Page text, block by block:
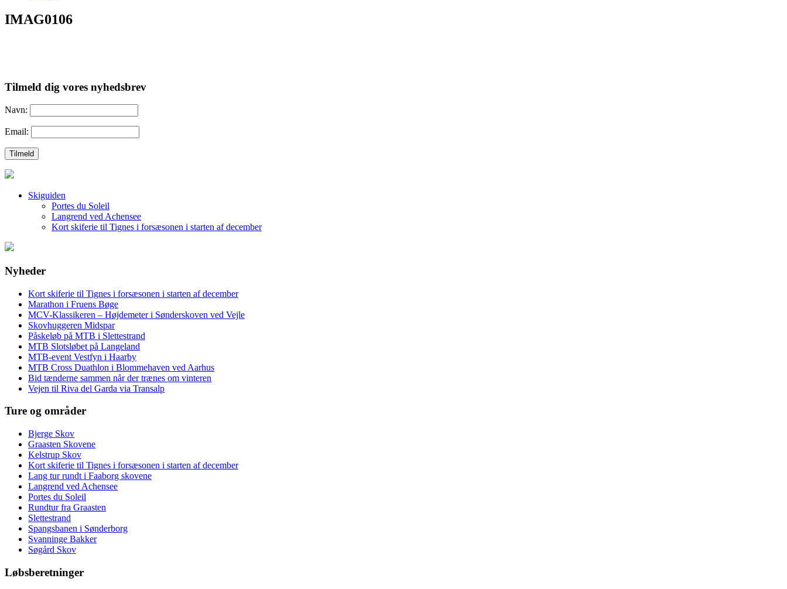
IMAG0106
Tilmeld dig vores nyhedsbrev
Navn:
Email:
Skiguiden
Portes du Soleil
Langrend ved Achensee
Kort skiferie til Tignes i forsæsonen i starten af december
Nyheder
Kort skiferie til Tignes i forsæsonen i starten af december
Marathon i Fruens Bøge
MCV-Klassikeren – Højdemeter i Sønderskoven ved Vejle
Skovhuggeren Midspar
Påskeløb på MTB i Slettestrand
MTB Slotsløbet på Langeland
MTB-event Vestfyn i Haarby
MTB Cross Duathlon i Blommehaven ved Aarhus
Bid tænderne sammen når der trænes om vinteren
Vejen til Riva del Garda via Transalp
Ture og områder
Bjerge Skov
Graasten Skovene
Kelstrup Skov
Kort skiferie til Tignes i forsæsonen i starten af december
Lang tur rundt i Faaborg skovene
Langrend ved Achensee
Portes du Soleil
Rundtur fra Graasten
Slettestrand
Spangsbanen i Sønderborg
Svanninge Bakker
Søgård Skov
Løbsberetninger